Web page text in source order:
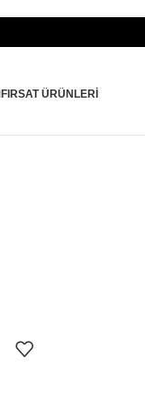
FIRSAT ÜRÜNLERI